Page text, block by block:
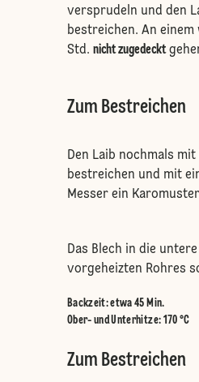
versprudeln und den
bestreichen. An einem
Std. nicht zugedeckt
Zum Bestreichen
Den Laib nochmals
bestreichen und mit
Messer ein
Das Blech in die
vorgeheizten Rohres
Backzeit: etwa 45 Min.
Ober- und Unterhitze: 170 °C
Zum Bestreichen